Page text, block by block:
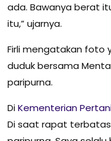
ada. Bawanya berat
itu,” ujarnya.
Firli mengatakan foto
duduk bersama
paripurna.
DiKementerian
Di saat rapat